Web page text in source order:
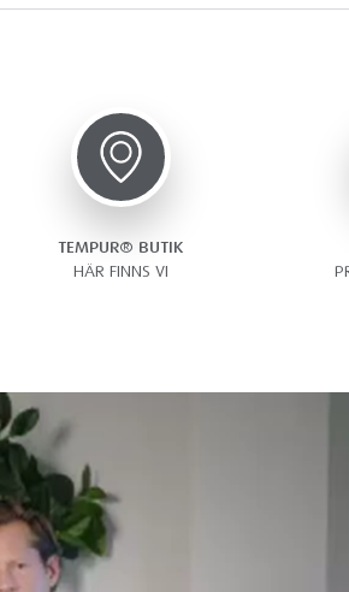
TEMPUR® BUTIK
HÄR FINNS VI